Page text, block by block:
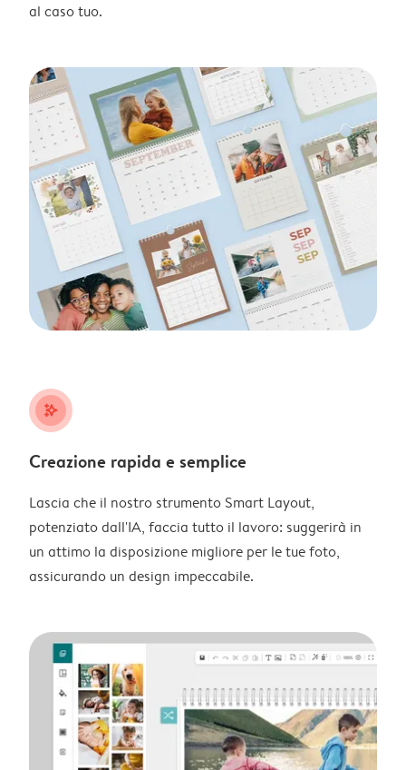
al caso tuo.
stars_plus
Creazione rapida e semplice
Lascia che il nostro strumento Smart Layout,
potenziato dall'IA, faccia tutto il lavoro: suggerirà in
un attimo la disposizione migliore per le tue foto,
assicurando un design impeccabile.